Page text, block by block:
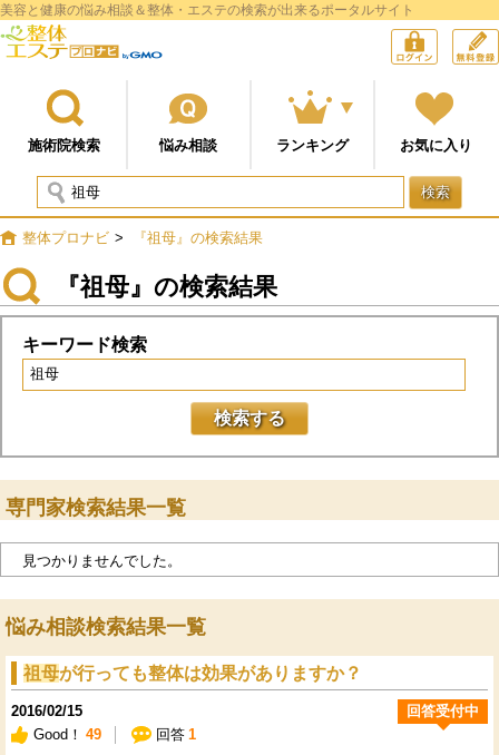
美容と健康の悩み相談＆整体・エステの検索が出来るポータルサイト
施術院検索 悩み相談 ランキング お気に入り
ログイン
検索
整体プロナビ > 『祖母』の検索結果
『祖母』の検索結果
キーワード検索
検索する
専門家検索結果一覧
見つかりませんでした。
悩み相談検索結果一覧
祖母が行っても整体は効果がありますか？
2016/02/15
Good！ 49 回答 1
回答受付中